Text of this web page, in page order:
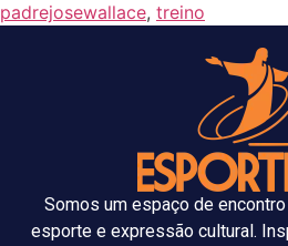
padrejosewallace, treino
Somos um espaço de
esporte e expressão cultural.